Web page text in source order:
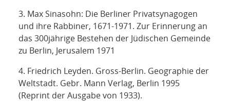
3. Max Sinasohn: Die Berliner Privatsynagogen
und ihre Rabbiner, 1671-1971. Zur Erinnerung an
das 300jährige Bestehen der Jüdischen Gemeinde
zu Berlin, Jerusalem 1971
4. Friedrich Leyden. Gross-Berlin. Geographie der
Weltstadt. Gebr. Mann Verlag, Berlin 1995
(Reprint der Ausgabe von 1933).